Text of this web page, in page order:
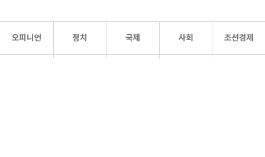
오피니언 정치 국제 사회 조선경제